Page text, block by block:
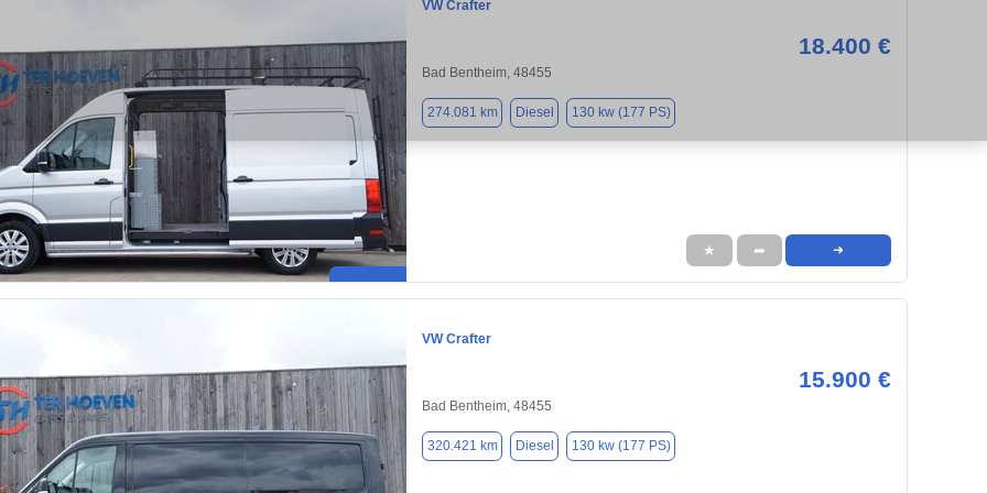
VW Crafter
18.400 €
Bad Bentheim, 48455
274.081 km Diesel 130 kw (177 PS)
★ ➦ ➜
VW Crafter
15.900 €
Bad Bentheim, 48455
320.421 km Diesel 130 kw (177 PS)